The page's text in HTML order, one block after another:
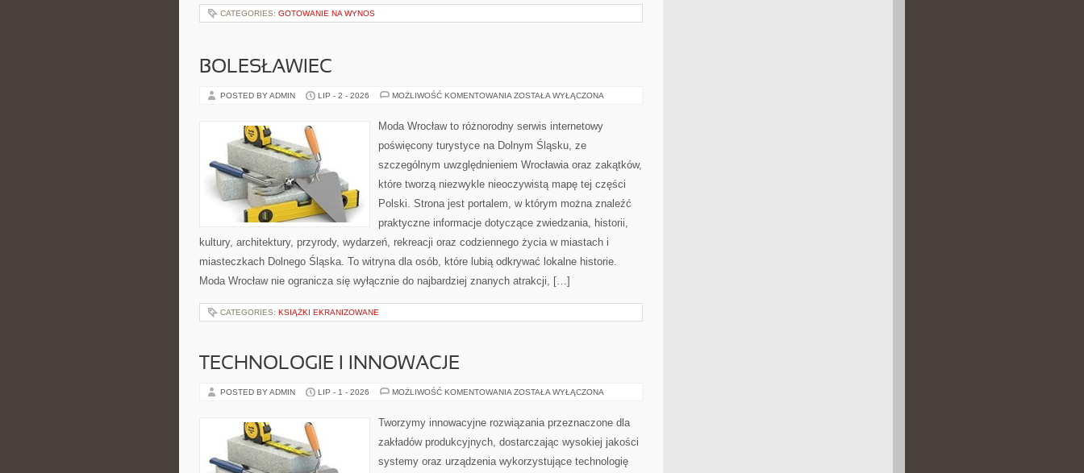
CATEGORIES: GOTOWANIE NA WYNOS
BOLESŁAWIEC
POSTED BY ADMIN LIP - 2 - 2026 MOŻLIWOŚĆ KOMENTOWANIA BOLESŁAWIEC
ZOSTAŁA WYŁĄCZONA
Moda Wrocław to różnorodny serwis internetowy
poświęcony turystyce na Dolnym Śląsku, ze
szczególnym uwzględnieniem Wrocławia oraz zakątków,
które tworzą niezwykle nieoczywistą mapę tej części
Polski. Strona jest portalem, w którym można znaleźć
praktyczne informacje dotyczące zwiedzania, historii,
kultury, architektury, przyrody, wydarzeń, rekreacji oraz codziennego życia w miastach i
miasteczkach Dolnego Śląska. To witryna dla osób, które lubią odkrywać lokalne historie.
Moda Wrocław nie ogranicza się wyłącznie do najbardziej znanych atrakcji, […]
CATEGORIES: KSIĄŻKI EKRANIZOWANE
TECHNOLOGIE I INNOWACJE
POSTED BY ADMIN LIP - 1 - 2026 MOŻLIWOŚĆ KOMENTOWANIA TECHNOLOGIE
ZOSTAŁA WYŁĄCZONA
Tworzymy innowacyjne rozwiązania przeznaczone dla
zakładów produkcyjnych, dostarczając wysokiej jakości
systemy oraz urządzenia wykorzystujące technologię